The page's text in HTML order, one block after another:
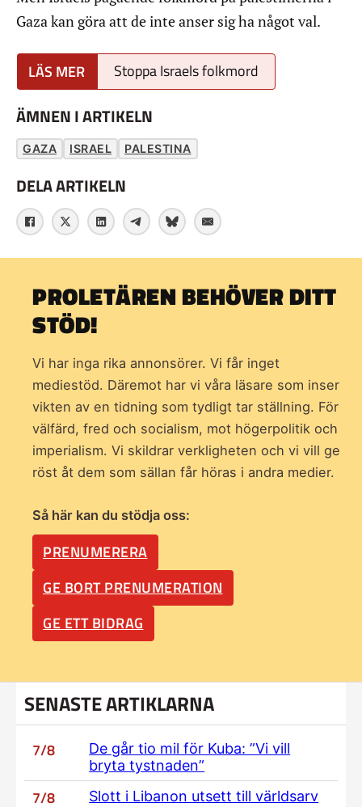
Gaza kan göra att de inte anser sig ha något val.
Stoppa Israels folkmord
ÄMNEN I ARTIKELN
GAZA ISRAEL PALESTINA
DELA ARTIKELN
PROLETÄREN BEHÖVER DITT
STÖD!
Vi har inga rika annonsörer. Vi får inget
mediestöd. Däremot har vi våra läsare som inser
vikten av en tidning som tydligt tar ställning. För
välfärd, fred och socialism, mot högerpolitik och
imperialism. Vi skildrar verkligheten och vi vill ge
röst åt dem som sällan får höras i andra medier.
Så här kan du stödja oss:
PRENUMERERA
GE BORT PRENUMERATION
GE ETT BIDRAG
SENASTE ARTIKLARNA
7/8
De går tio mil för Kuba: ”Vi vill
bryta tystnaden”
7/8
Slott i Libanon utsett till världsarv